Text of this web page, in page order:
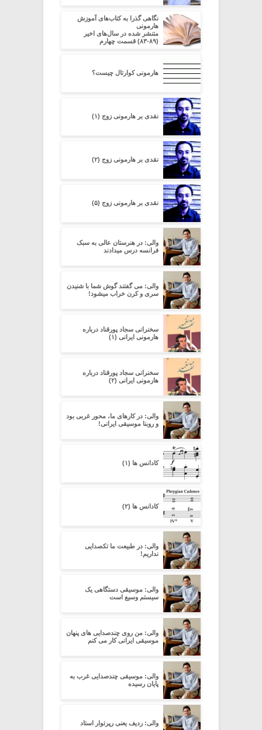
نگاهی گذرا به کتاب‌های آموزش
هارمونی
متنشر شده در سال‌های اخیر
(۸۹-۸۳) قسمت چهارم
هارمونی کوارتال چیست؟
نقدی بر هارمونی زوج (۱)
نقدی بر هارمونی زوج (۲)
نقدی بر هارمونی زوج (۵)
والی: در هنرستان عالی به سبک
فرانسه درس میدادند
والی: می گفتند گوش شما با شنیدن
سری و کرن خراب میشود!
سخنرانی سجاد پورقناد درباره
هارمونی ایرانی (۱)
سخنرانی سجاد پورقناد درباره
هارمونی ایرانی (۲)
والی: در کارهای ما، محور غربی بود
و روبنا موسیقی ایرانی!
کادانس ها (۱)
کادانس ها (۲)
والی: در طبیعت ما تکصدایی
نداریم!
والی: موسیقی دستگاهی یک
سیستم وسیع است
والی: من روی چندصدایی های پنهان
موسیقی ایرانی کار می کنم
والی: موسیقی چندصدایی غرب به
پایان رسیده
والی: ردیف یعنی رپرتوار استاد